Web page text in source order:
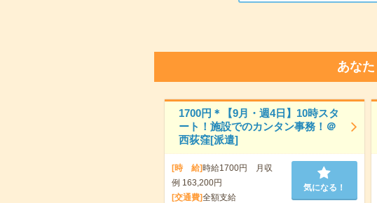
あなた
1700円＊【9月・週4日】10時スタ
ート！施設でのカンタン事務！＠
西荻窪[派遣]
[時 給]時給1700円 月収
例 163,200円
[交通費]全額支給
気になる！